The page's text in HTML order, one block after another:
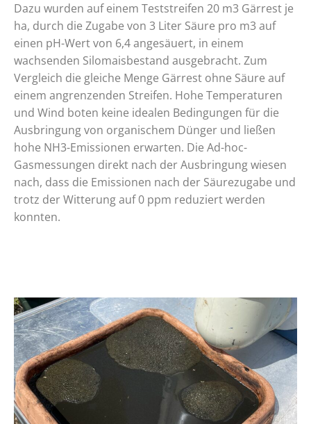
Dazu wurden auf einem Teststreifen 20 m3 Gärrest je
ha, durch die Zugabe von 3 Liter Säure pro m3 auf
einen pH-Wert von 6,4 angesäuert, in einem
wachsenden Silomaisbestand ausgebracht. Zum
Vergleich die gleiche Menge Gärrest ohne Säure auf
einem angrenzenden Streifen. Hohe Temperaturen
und Wind boten keine idealen Bedingungen für die
Ausbringung von organischem Dünger und ließen
hohe NH3-Emissionen erwarten. Die Ad-hoc-
Gasmessungen direkt nach der Ausbringung wiesen
nach, dass die Emissionen nach der Säurezugabe und
trotz der Witterung auf 0 ppm reduziert werden
konnten.